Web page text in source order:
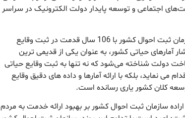
اجتماعی و توسعه پایدار دولت الکترونیک در سراسر
معاون وزیر کشور افزود: سازمان ثبت احوال کشور با 106 سال قدمت در ثبت وقایع
آمارهای حیاتی کشور، به عنوان یکی از قدیمی ترین
دولت شناخته می‌شود که نه تنها به ثبت وقایع حیاتی
می نماید، بلکه با ارائه آمارها و داده های دقیق وقایع
کلان کشور یاری رسانده است.
اراده سازمان ثبت احوال کشور بر بهبود ارائه خدمت به مردم